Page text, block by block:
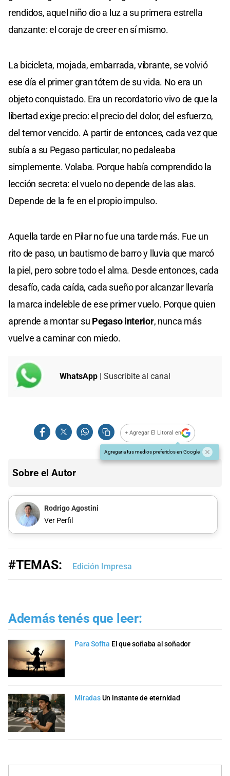
rendidos, aquel niño dio a luz a su primera estrella
danzante: el coraje de creer en sí mismo.
La bicicleta, mojada, embarrada, vibrante, se volvió
ese día el primer gran tótem de su vida. No era un
objeto conquistado. Era un recordatorio vivo de que la
libertad exige precio: el precio del dolor, del esfuerzo,
del temor vencido. A partir de entonces, cada vez que
subía a su Pegaso particular, no pedaleaba
simplemente. Volaba. Porque había comprendido la
lección secreta: el vuelo no depende de las alas.
Depende de la fe en el propio impulso.
Aquella tarde en Pilar no fue una tarde más. Fue un
rito de paso, un bautismo de barro y lluvia que marcó
la piel, pero sobre todo el alma. Desde entonces, cada
desafío, cada caída, cada sueño por alcanzar llevaría
la marca indeleble de ese primer vuelo. Porque quien
aprende a montar su Pegaso interior, nunca más
vuelve a caminar con miedo.
WhatsApp | Suscribite al canal
+ Agregar El Litoral en
Agregar a tus medios preferidos en Google
Sobre el Autor
Rodrigo Agostini
Ver Perfil
#TEMAS: Edición Impresa
Además tenés que leer:
Para Sofita El que soñaba al soñador
MiradasUn instante de eternidad